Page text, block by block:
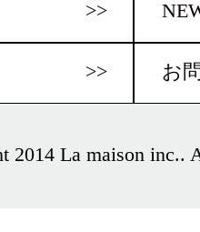
>>
>> お
2014 La maison inc..